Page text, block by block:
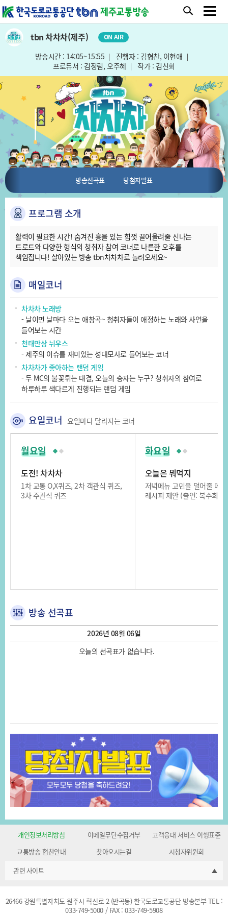
tbn 차차차(제주) ON AIR
방송시간 : 14:05~15:55
진행자 : 김형찬, 이현애
프로듀서 : 김정림, 오주혜
작가 : 김신회
방송선곡표 당첨자발표
프로그램 소개
활력이 필요한 시간! 숨겨진 흥을 있는 힘껏 끌어올려줄 신나는
트로트와 다양한 형식의 청취자 참여 코너로 나른한 오후를
책임집니다! 살아있는 방송 tbn차차차로 놀러오세요~
매일코너
차차차 노래방
- 날이면 날마다 오는 애창곡~ 청취자들이 애정하는 노래와 사연을
들어보는 시간
천태만상 뉘우스
- 제주의 이슈를 재미있는 성대모사로 들어보는 코너
차차차가 좋아하는 랜덤 게임
- 두 MC의 불꽃튀는 대결, 오늘의 승자는 누구? 청취자의 참여로
하루하루 색다르게 진행되는 랜덤 게임
요일코너 요일마다 달라지는 코너
월요일
도전! 차차차
1차 교통 O,X퀴즈, 2차 객관식 퀴즈,
3차 주관식 퀴즈
화요일
오늘은 뭐먹지
저녁메뉴 고민을 덜어줄 메
레시피 제안 (출연: 복수희
방송 선곡표
2026년 08월 06일
오늘의 선곡표가 없습니다.
개인정보처리방침 이메일무단수집거부
고객응대 서비스 이행표준
교통방송 협찬안내
찾아오시는길
시청자위원회
관련 사이트
26466 강원특별자치도 원주시 혁신로 2 (반곡동) 한국도로교통공단 방송본부 TEL :
033-749-5000 / FAX : 033-749-5908